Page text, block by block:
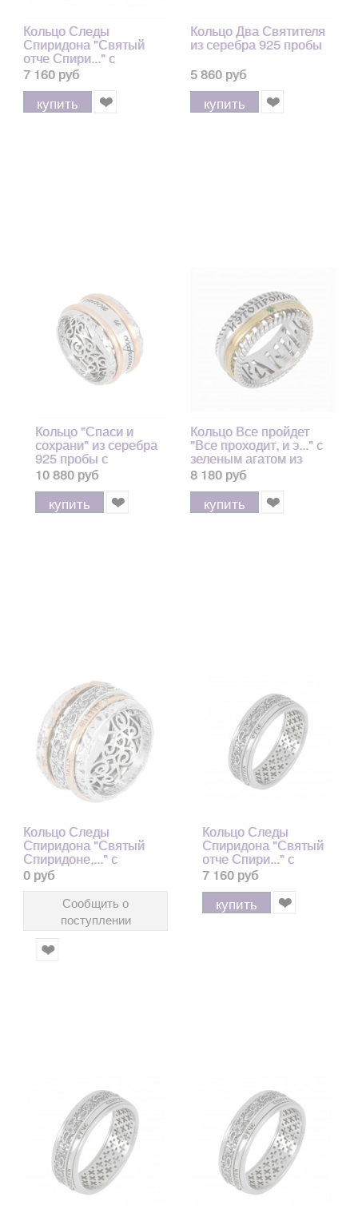
Кольцо Следы
Спиридона "Святый
отче Спири..." с
зеленым агатом из
серебра 925 пробы с
позолотой 999, 7 мм
7 160 руб
купить
Кольцо Два Святителя
из серебра 925 пробы
5 860 руб
купить
Кольцо "Спаси и
сохрани" из серебра
925 пробы с
позолотой
10 880 руб
купить
Кольцо Все пройдет
"Все проходит, и э..." с
зеленым агатом из
серебра 925 пробы с
позолотой 999, 8 мм
8 180 руб
купить
Кольцо Следы
Спиридона "Святый
Спиридоне,..." с
фианитами из серебра
925 пробы с позолотой
0 руб
Сообщить о
поступлении
Кольцо Следы
Спиридона "Святый
отче Спири..." с
зеленым агатом из
серебра 925 пробы, 7
мм
7 160 руб
купить